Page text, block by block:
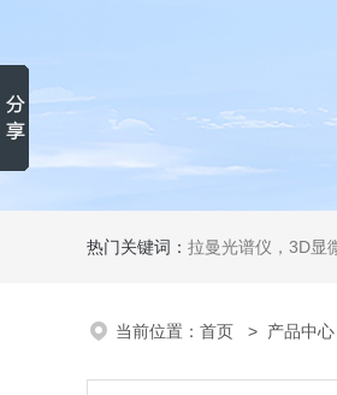
热门关键词： 拉曼光谱仪，3D显
当前位置： 首页 > 产品中心